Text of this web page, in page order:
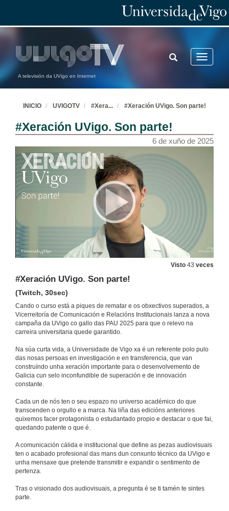
A televisión da UVigo en Internet
Toggle
TOGGLE
SEARCH
INICIO UVIGOTV #Xera... #Xeración UVigo. Son parte!
#Xeración UVigo. Son parte!
6 de xuño de 2025
Visto 43 veces
#Xeración UVigo. Son parte!
(Twitch, 30sec)
Cando o curso está a piques de rematar e os obxectivos superados, a
Vicerreitoría de Comunicación e Relacións Institucionais lanza a nova
campaña da UVigo co gallo das PAU 2025 para que o relevo na
carreira universitaria quede garantido.
Na súa curta vida, a Universidade de Vigo xa é un referente polo pulo
das nosas persoas en investigación e en transferencia, que van
construíndo unha xeración importante para o desenvolvemento de
Galicia cun selo inconfundible de superación e de innovación
constante.
Cada un de nós ten o seu espazo no universo académico do que
transcenden o orgullo e a marca. Na liña das edicións anteriores
quixemos facer protagonista o estudantado propio e destacar o que fai,
quedando patente o que é.
A comunicación cálida e institucional que define as pezas audiovisuais
ten o acabado profesional das mans dun conxunto técnico da UVigo e
unha mensaxe que pretende transmitir e expandir o sentimento de
pertenza.
Tras o visionado dos audiovisuais, a pregunta é se ti tamén te sintes
parte.